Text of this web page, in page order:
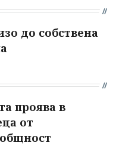
до собствена
проява в
от